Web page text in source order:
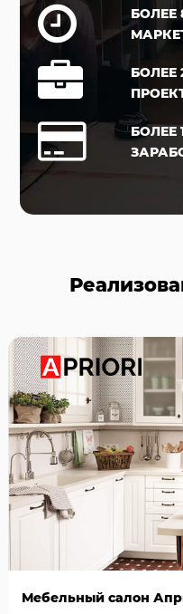
БОЛЕЕ
БОЛЕЕ
БОЛЕЕ
Мебельный салон